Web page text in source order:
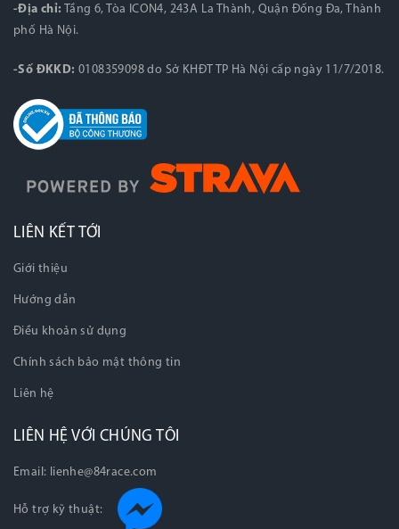
-Địa chỉ: Tầng 6, Tòa ICON4, 243A La Thành, Quận Đống Đa, Thành
phố Hà Nội.
-Số ĐKKD: 0108359098 do Sở KHĐT TP Hà Nội cấp ngày 11/7/2018.
LIÊN KẾT TỚI
Giới thiệu
Hướng dẫn
Điều khoản sử dụng
Chính sách bảo mật thông tin
Liên hệ
LIÊN HỆ VỚI CHÚNG TÔI
Email: lienhe@84race.com
Hỗ trợ kỹ thuật: